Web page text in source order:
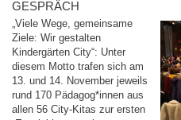
GESPRÄCH
„Viele Wege, gemeinsame
Ziele: Wir gestalten
Kindergärten City“: Unter
diesem Motto trafen sich am
13. und 14. November jeweils
rund 170 Pädagog*innen aus
allen 56 City-Kitas zur ersten